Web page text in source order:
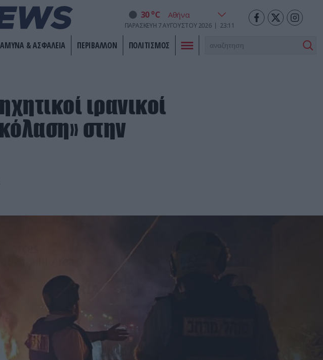
30 oC
ΠΑΡΑΣΚΕΥΉ 7ΑΥΓΟΎΣΤΟΥ 2026 23:11
ΑΜΥΝΑ & ΑΣΦΑΛΕΙΑ ΠΕΡΙΒΑΛΛΟΝ ΠΟΛΙΤΙΣΜΟΣ
ιρανικοί
στην